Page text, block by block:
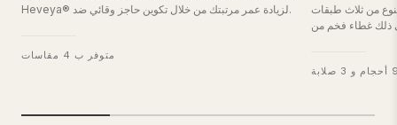
Heveya® لزيادة عمر مرتبتك من خلال تكوين حاجز وقائي ضد
متوفر ب 4 مقاسات
من ثلاث طبقات
ذلك غطاء فخم من